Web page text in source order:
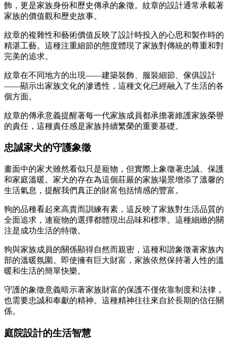
飾，更是家族身份和歷史傳承的象徵。紋章的設計通常承載著
家族的價值觀和歷史故事。
紋章的複雜性和藝術價值反映了設計時投入的心思和製作時的
精湛工藝。這種注重細節的態度體現了家族對傳統的尊重和對
完美的追求。
紋章在不同地方的出現——建築裝飾、服裝細節、傢俱設計
——顯示出家族文化的滲透性，這種文化已經融入了生活的各
個方面。
紋章的傳承意義提醒著每一代家族成員都承擔著維護家族榮譽
的責任，這種責任感是家族持續繁榮的重要基礎。
忠誠家犬的守護象徵
畫面中的家犬雖然看似只是寵物，但實際上象徵著忠誠、保護
和家庭溫暖。家犬的存在為這個莊嚴的家族場景增添了溫馨的
生活氣息，提醒我們真正的財富包括情感的豐富。
狗的品種看起來高貴而訓練有素，這反映了家族對生活品質的
全面追求，連寵物的選擇都體現出品味和標準。這種細緻的關
注是成功生活的特徵。
狗與家族成員的關係顯得自然而親密，這種和諧象徵著家族內
部的溫暖氛圍。即使擁有巨大財富，家族依然保持著人性的溫
暖和生活的簡單快樂。
守護的象徵意義暗示著家族財富的保護不僅依靠制度和法律，
也需要忠誠和奉獻的精神。這種精神往往來自於長期的信任關
係。
庭院設計的生活智慧